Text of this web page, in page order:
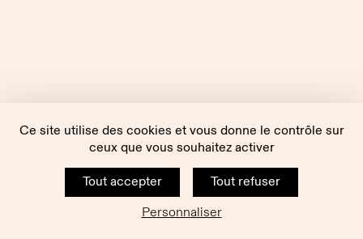
Ce site utilise des cookies et vous donne le contrôle sur
ceux que vous souhaitez activer
Tout accepter
Tout refuser
Personnaliser